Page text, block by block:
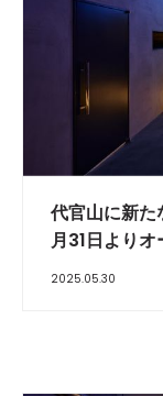
代官山に新た
月31日より
2025.05.30